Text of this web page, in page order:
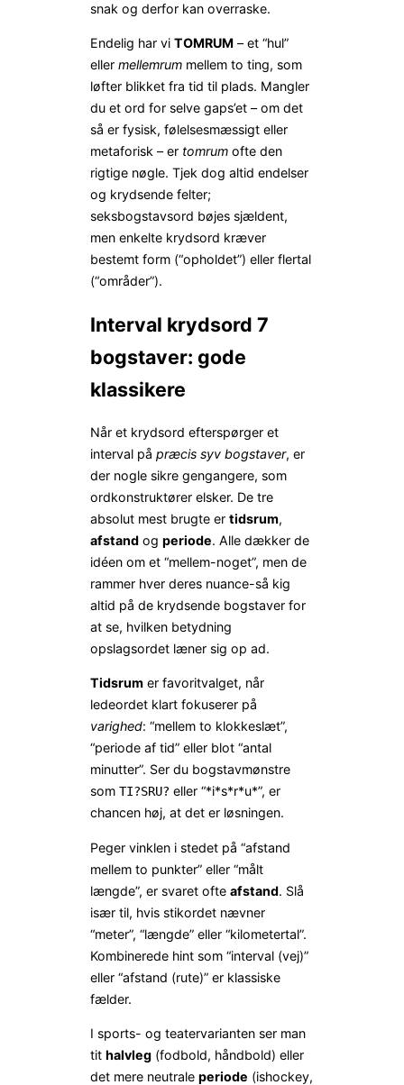
snak og derfor kan overraske.
Endelig har vi TOMRUM – et “hul”
eller mellemrum mellem to ting, som
løfter blikket fra tid til plads. Mangler
du et ord for selve gaps’et – om det
så er fysisk, følelsesmæssigt eller
metaforisk – er tomrum ofte den
rigtige nøgle. Tjek dog altid endelser
og krydsende felter;
seksbogstavsord bøjes sjældent,
men enkelte krydsord kræver
bestemt form (“opholdet”) eller flertal
(“områder”).
Interval krydsord 7
bogstaver: gode
klassikere
Når et krydsord efterspørger et
interval på præcis syv bogstaver, er
der nogle sikre gengangere, som
ordkonstruktører elsker. De tre
absolut mest brugte er tidsrum,
afstand og periode. Alle dækker de
idéen om et “mellem-noget”, men de
rammer hver deres nuance-så kig
altid på de krydsende bogstaver for
at se, hvilken betydning
opslagsordet læner sig op ad.
Tidsrum er favoritvalget, når
ledeordet klart fokuserer på
varighed: “mellem to klokkeslæt”,
“periode af tid” eller blot “antal
minutter”. Ser du bogstavmønstre
som TI?SRU? eller “*i*s*r*u*”, er
chancen høj, at det er løsningen.
Peger vinklen i stedet på “afstand
mellem to punkter” eller “målt
længde”, er svaret ofte afstand. Slå
især til, hvis stikordet nævner
“meter”, “længde” eller “kilometertal”.
Kombinerede hint som “interval (vej)”
eller “afstand (rute)” er klassiske
fælder.
I sports- og teatervarianten ser man
tit halvleg (fodbold, håndbold) eller
det mere neutrale periode (ishockey,